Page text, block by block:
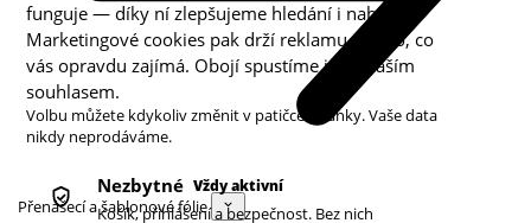
Přenášecí a šablonové fólie
funguje — díky ní zlepšujeme hledání i nabídku.
Marketingové cookies pak drží reklamu u toho, co
vás opravdu zajímá. Obojí spustíme jen s vaším
souhlasem.
Volbu můžete kdykoliv změnit v patičce stránky. Vaše data
nikdy neprodáváme.
Nezbytné Vždy aktivní
Košík, přihlášení a bezpečnost. Bez nich